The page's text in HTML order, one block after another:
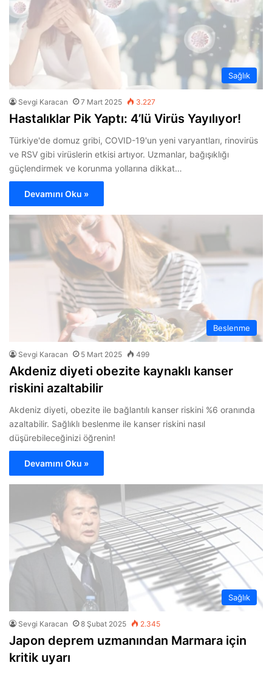
Sağlık
Sevgi Karacan 7 Mart 2025 3.227
Hastalıklar Pik Yaptı: 4’lü Virüs Yayılıyor!
Türkiye'de domuz gribi, COVID-19'un yeni varyantları, rinovirüs
ve RSV gibi virüslerin etkisi artıyor. Uzmanlar, bağışıklığı
güçlendirmek ve korunma yollarına dikkat…
Devamını Oku »
Beslenme
Sevgi Karacan 5 Mart 2025 499
Akdeniz diyeti obezite kaynaklı kanser
riskini azaltabilir
Akdeniz diyeti, obezite ile bağlantılı kanser riskini %6 oranında
azaltabilir. Sağlıklı beslenme ile kanser riskini nasıl
düşürebileceğinizi öğrenin!
Devamını Oku »
Sağlık
Sevgi Karacan 8 Şubat 2025 2.345
Japon deprem uzmanından Marmara için
kritik uyarı